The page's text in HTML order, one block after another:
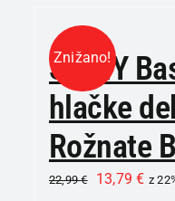
Znižano!
SKINY
hlačke
Rožnate
22,99€ 13,79€ z